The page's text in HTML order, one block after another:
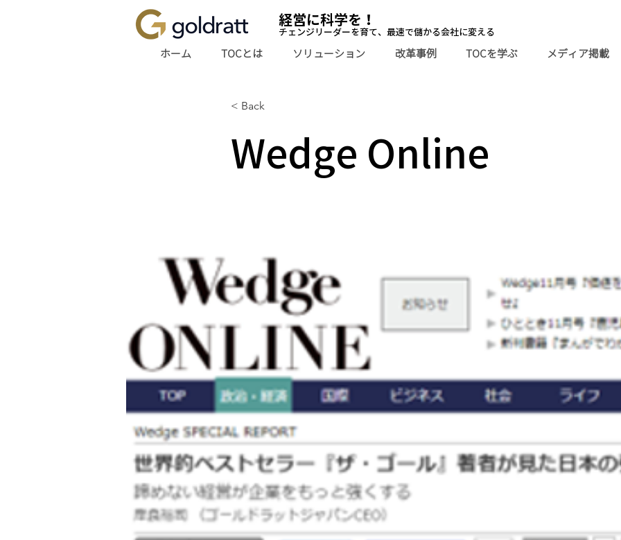
経営に科学を！
チェンジリーダーを育て、最速で儲かる会社に変える
ホーム TOCとは ソリューション 改革事例 TOCを学ぶ メディア掲載
< Back
Wedge Online